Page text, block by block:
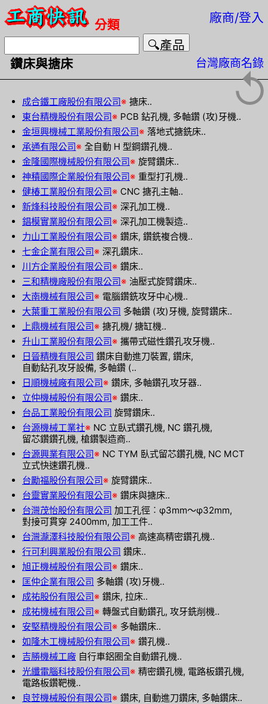
分類 廠商/登入
鑽床與搪床 台灣廠商名錄
成合鐵工廠股份有限公司※ 搪床..
東台精機股份有限公司※ PCB 鉆孔機, 多軸鑽 (攻)牙機..
金垣興機械工業股份有限公司※ 落地式搪銑床..
承通有限公司※ 全自動 H 型鋼鑽孔機..
金隆國際機械股份有限公司※ 旋臂鑽床..
神積國際企業股份有限公司※ 重型打孔機..
健椿工業股份有限公司※ CNC 搪孔主軸..
新烽科技股份有限公司※ 深孔加工機..
錩模實業股份有限公司※ 深孔加工機製造..
力山工業股份有限公司※ 鑽床, 鑽銑複合機..
七金企業有限公司※ 深孔鑽床..
川方企業股份有限公司※ 鑽床..
三和精機廠股份有限公司※ 油壓式旋臂鑽床..
大南機械有限公司※ 電腦鑽銑攻牙中心機..
大葉重工業股份有限公司 多軸鑽 (攻)牙機, 旋臂鑽床..
上鼎機械有限公司※ 搪孔機/ 搪缸機..
升山工業股份有限公司※ 攜帶式磁性鑽孔攻牙機..
日晉精機有限公司 鑽床自動進刀裝置, 鑽床,
自動鉆孔攻牙設備, 多軸鑽 (..
日順機械廠有限公司※ 鑽床, 多軸鑽孔攻牙器..
立仲機械股份有限公司※ 鑽床..
台品工業股份有限公司 旋臂鑽床..
台源機械工業社※ NC 立臥式鑽孔機, NC 鑽孔機,
留芯鑽鑽孔機, 槍鑽製造商..
台源興業有限公司※ NC TYM 臥式留芯鑽孔機, NC MCT
立式快速鑽孔機..
台勵福股份有限公司※ 旋臂鑽床..
台靈實業股份有限公司※ 鑽床與搪床..
台灣茂怡股份有限公司 加工孔徑︰φ3mm～φ32mm,
對接可貫穿 2400mm, 加工工件..
台灣瀧澤科技股份有限公司※ 高速高精密鑽孔機..
行可利興業股份有限公司 鑽床..
旭正機械股份有限公司※ 鑽床..
匡仲企業有限公司 多軸鑽 (攻)牙機..
成祐股份有限公司※ 鑽床, 拉床..
成祐機械有限公司※ 轉盤式自動鑽孔, 攻牙銑削機..
安堅精機股份有限公司※ 多軸鑽床..
如隆木工機械股份有限公司※ 鑽孔機..
吉勝機械工廠 自行車鋁圈全自動鑽孔機..
光纖電腦科技股份有限公司※ 精密鑽孔機, 電路板鑽孔機,
電路板鑽靶機..
良苙機械股份有限公司※ 鑽床, 自動進刀鑽床, 多軸鑽床..
↺